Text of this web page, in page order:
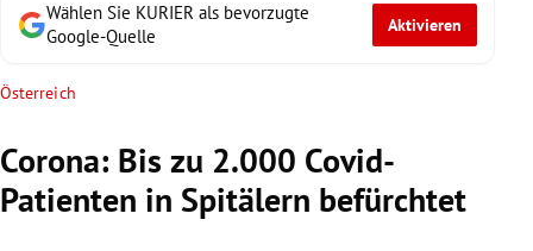
Wählen Sie KURIER als bevorzugte
Google-Quelle
Aktivieren
Österreich
Corona: Bis zu 2.000 Covid-
Patienten in Spitälern befürchtet